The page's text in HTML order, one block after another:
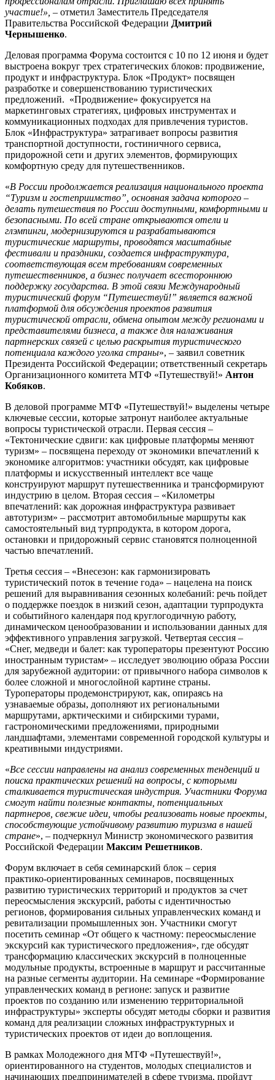
участие!», – отметил Заместитель Председателя
Правительства Российской Федерации Дмитрий
Чернышенко.
Деловая программа Форума состоится с 10 по 12 июня и будет
выстроена вокруг трех стратегических блоков: продвижение,
продукт и инфраструктура. Блок «Продукт» посвящен
разработке и совершенствованию туристических
предложений. «Продвижение» фокусируется на
маркетинговых стратегиях, цифровых инструментах и
коммуникационных подходах для привлечения туристов.
Блок «Инфраструктура» затрагивает вопросы развития
транспортной доступности, гостиничного сервиса,
придорожной сети и других элементов, формирующих
комфортную среду для путешественников.
«В России продолжается реализация национального проекта
“Туризм и гостеприимство”, основная задача которого –
делать путешествия по России доступными, комфортными и
безопасными. По всей стране открываются отели и
глэмпинги, модернизируются и разрабатываются
туристические маршруты, проводятся масштабные
фестивали и праздники, создается инфраструктура,
соответствующая всем требованиям современных
путешественников, а бизнес получает всестороннюю
поддержку государства. В этой связи Международный
туристический форум “Путешествуй!” является важной
платформой для обсуждения проектов развития
туристической отрасли, обмена опытом между регионами и
представителями бизнеса, а также для налаживания
партнерских связей с целью раскрытия туристического
потенциала каждого уголка страны», – заявил советник
Президента Российской Федерации; ответственный секретарь
Организационного комитета МТФ «Путешествуй!» Антон
Кобяков.
В деловой программе МТФ «Путешествуй!» выделены четыре
ключевые сессии, которые затронут наиболее актуальные
вопросы туристической отрасли. Первая сессия –
«Тектонические сдвиги: как цифровые платформы меняют
туризм» – посвящена переходу от экономики впечатлений к
экономике алгоритмов: участники обсудят, как цифровые
платформы и искусственный интеллект все чаще
конструируют маршрут путешественника и трансформируют
индустрию в целом. Вторая сессия – «Километры
впечатлений: как дорожная инфраструктура развивает
автотуризм» – рассмотрит автомобильные маршруты как
самостоятельный вид турпродукта, в котором дорога,
остановки и придорожный сервис становятся полноценной
частью впечатлений.
Третья сессия – «Внесезон: как гармонизировать
туристический поток в течение года» – нацелена на поиск
решений для выравнивания сезонных колебаний: речь пойдет
о поддержке поездок в низкий сезон, адаптации турпродукта
и событийного календаря под круглогодичную работу,
динамическом ценообразовании и использовании данных для
эффективного управления загрузкой. Четвертая сессия –
«Снег, медведи и балет: как туроператоры презентуют Россию
иностранным туристам» – исследует эволюцию образа России
для зарубежной аудитории: от привычного набора символов к
более сложной и многослойной картине страны.
Туроператоры продемонстрируют, как, опираясь на
узнаваемые образы, дополняют их региональными
маршрутами, арктическими и сибирскими турами,
гастрономическими предложениями, природными
ландшафтами, элементами современной городской культуры и
креативными индустриями.
«Все сессии направлены на анализ современных тенденций и
поиска практических решений на вопросы, с которыми
сталкивается туристическая индустрия. Участники Форума
смогут найти полезные контакты, потенциальных
партнеров, свежие идеи, чтобы реализовать новые проекты,
способствующие устойчивому развитию туризма в нашей
стране», – подчеркнул Министр экономического развития
Российской Федерации Максим Решетников.
Форум включает в себя семинарский блок – серия
практико‑ориентированных семинаров, посвященных
развитию туристических территорий и продуктов за счет
переосмысления экскурсий, работы с идентичностью
регионов, формирования сильных управленческих команд и
ревитализации промышленных зон. Участники смогут
посетить семинар «От общего к частному: переосмысление
экскурсий как туристического предложения», где обсудят
трансформацию классических экскурсий в полноценные
модульные продукты, встроенные в маршрут и рассчитанные
на разные сегменты аудитории. На семинаре «Формирование
управленческих команд в регионе: запуск и развитие
проектов по созданию или изменению территориальной
инфраструктуры» эксперты обсудят методы сборки и развития
команд для реализации сложных инфраструктурных и
туристических проектов от идеи до воплощения.
В рамках Молодежного дня МТФ «Путешествуй!»,
ориентированного на студентов, молодых специалистов и
начинающих предпринимателей в сфере туризма, пройдут